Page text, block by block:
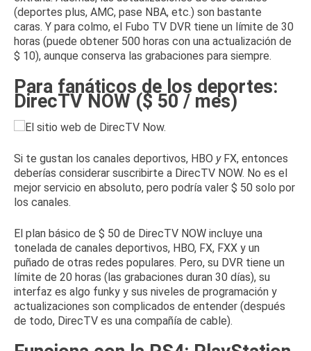
(deportes plus, AMC, pase NBA, etc.) son bastante
caras. Y para colmo, el Fubo TV DVR tiene un límite de 30
horas (puede obtener 500 horas con una actualización de
$ 10), aunque conserva las grabaciones para siempre.
Para fanáticos de los deportes:
DirecTV NOW ($ 50 / mes)
Si te gustan los canales deportivos, HBO yFX, entonces
deberías considerar suscribirte a DirecTV NOW. No es el
mejor servicio en absoluto, pero podría valer $ 50 solo por
los canales.
El plan básico de $ 50 de DirecTV NOW incluye una
tonelada de canales deportivos, HBO, FX, FXX y un
puñado de otras redes populares. Pero, su DVR tiene un
límite de 20 horas (las grabaciones duran 30 días), su
interfaz es algo funky y sus niveles de programación y
actualizaciones son complicados de entender (después
de todo, DirecTV es una compañía de cable).